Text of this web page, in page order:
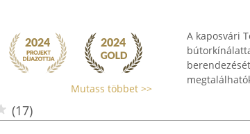
Mutass többet >>
(17)
A kaposvári